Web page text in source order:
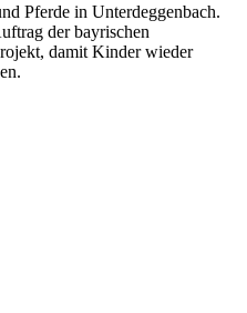
Pferde in Unterdeggenbach.
der bayrischen
damit Kinder wieder